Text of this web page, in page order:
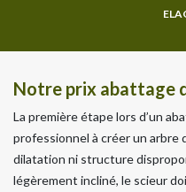
Notre prix abattage
La première étape lors d’un
professionnel à créer un arbre
dilatation ni structure
légèrement incliné, le scieur